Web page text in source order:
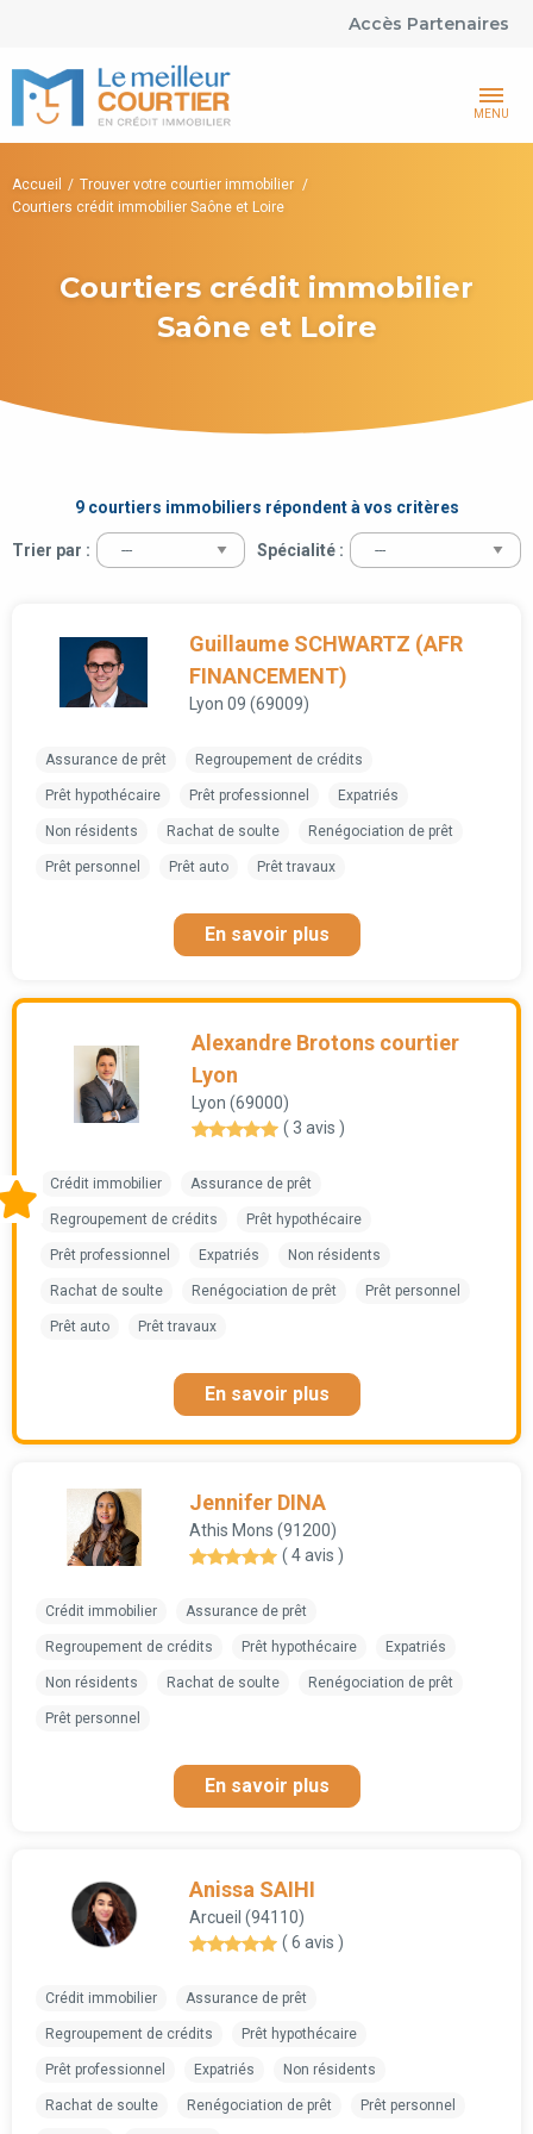
Accès Partenaires
MENU
Accueil
Trouver votre courtier immobilier
Courtiers crédit immobilier Saône et Loire
Courtiers crédit immobilier
Saône et Loire
9 courtiers immobiliers répondent à vos critères
Trier par : Spécialité :
Guillaume SCHWARTZ (AFR
FINANCEMENT)
Lyon 09 (69009)
Assurance de prêt Regroupement de crédits
Prêt hypothécaire Prêt professionnel Expatriés
Non résidents Rachat de soulte Renégociation de prêt
Prêt personnel Prêt auto Prêt travaux
En savoir plus
Alexandre Brotons courtier
Lyon
Lyon (69000)
( 3 avis )
Crédit immobilier Assurance de prêt
Regroupement de crédits Prêt hypothécaire
Prêt professionnel Expatriés Non résidents
Rachat de soulte Renégociation de prêt Prêt personnel
Prêt auto Prêt travaux
En savoir plus
Jennifer DINA
Athis Mons (91200)
( 4 avis )
Crédit immobilier Assurance de prêt
Regroupement de crédits Prêt hypothécaire Expatriés
Non résidents Rachat de soulte Renégociation de prêt
Prêt personnel
En savoir plus
Anissa SAIHI
Arcueil (94110)
( 6 avis )
Crédit immobilier Assurance de prêt
Regroupement de crédits Prêt hypothécaire
Prêt professionnel Expatriés Non résidents
Rachat de soulte Renégociation de prêt Prêt personnel